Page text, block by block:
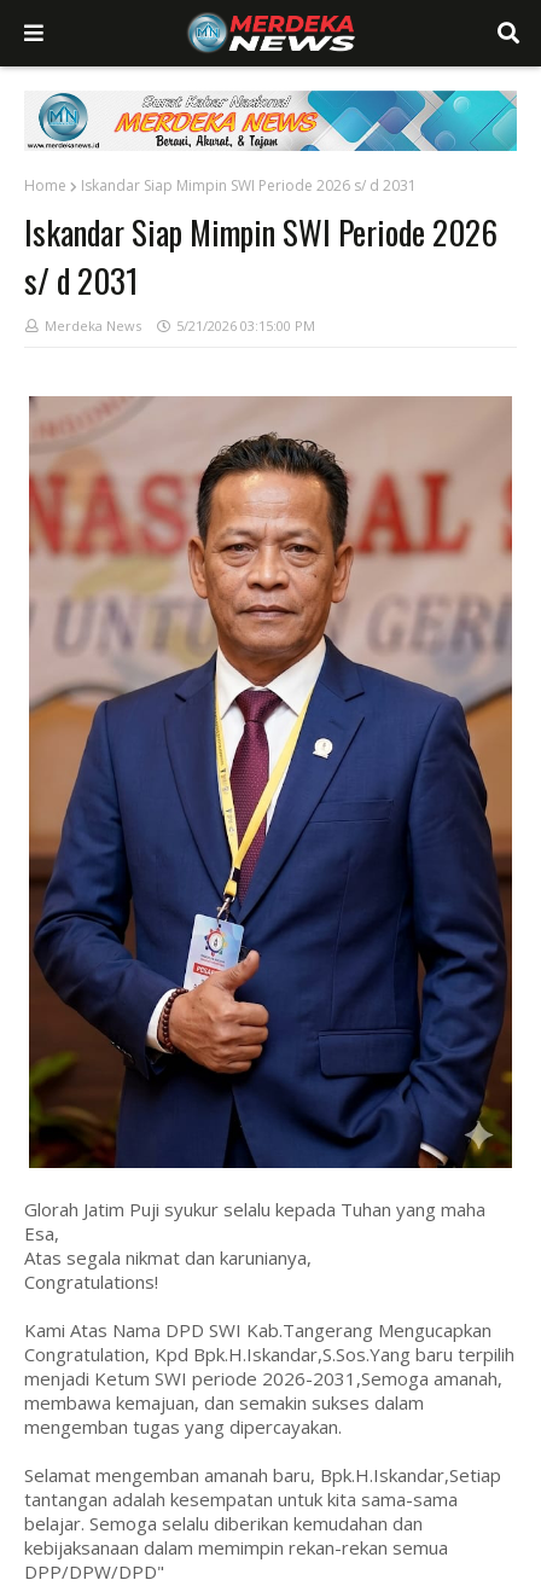
Home Iskandar Siap Mimpin SWI Periode 2026 s/ d 2031
Iskandar Siap Mimpin SWI Periode 2026
s/ d 2031
Merdeka News 5/21/2026 03:15:00 PM
Glorah Jatim Puji syukur selalu kepada Tuhan yang maha
Esa,
Atas segala nikmat dan karunianya,
Congratulations!
Kami Atas Nama DPD SWI Kab.Tangerang Mengucapkan
Congratulation, Kpd Bpk.H.Iskandar,S.Sos.Yang baru terpilih
menjadi Ketum SWI periode 2026-2031,Semoga amanah,
membawa kemajuan, dan semakin sukses dalam
mengemban tugas yang dipercayakan.
Selamat mengemban amanah baru, Bpk.H.Iskandar,Setiap
tantangan adalah kesempatan untuk kita sama-sama
belajar. Semoga selalu diberikan kemudahan dan
kebijaksanaan dalam memimpin rekan-rekan semua
DPP/DPW/DPD"